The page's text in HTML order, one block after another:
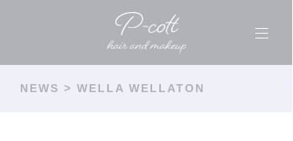
NEWS > WELLA WELLATON